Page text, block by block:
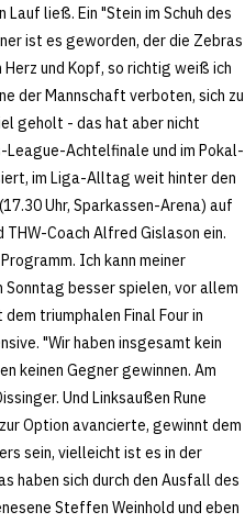
ließ. Ein "Stein im Schuh des
ist es geworden, der die Zebras
und Kopf, so richtig weiß ich
der Mannschaft verboten, sich zu
geholt - das hat aber nicht
League-Achtelfinale und im Pokal-
im Liga-Alltag weit hinter den
Uhr, Sparkassen-Arena) auf
Coach Alfred Gislason ein.
Ich kann meiner
besser spielen, vor allem
triumphalen Final Four in
"Wir haben insgesamt kein
keinen Gegner gewinnen. Am
Und Linksaußen Rune
Option avancierte, gewinnt dem
sein, vielleicht ist es in der
haben sich durch den Ausfall des
Steffen Weinhold und eben